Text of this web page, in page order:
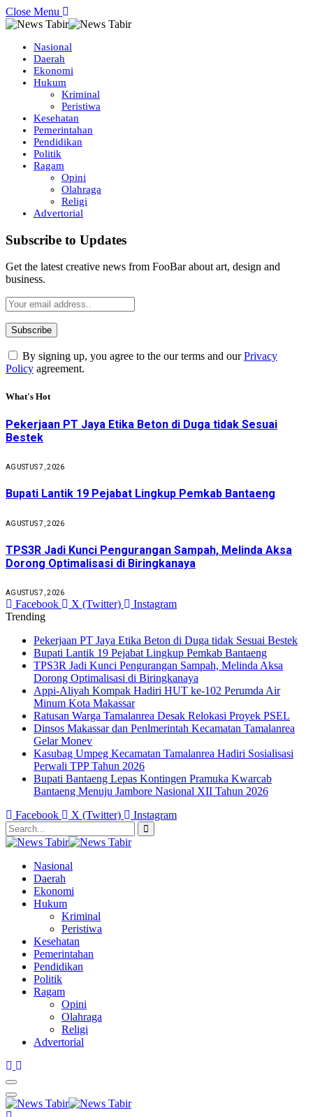
Close Menu
Nasional
Daerah
Ekonomi
Hukum
Kriminal
Peristiwa
Kesehatan
Pemerintahan
Pendidikan
Politik
Ragam
Opini
Olahraga
Religi
Advertorial
Subscribe to Updates
Get the latest creative news from FooBar about art, design and
business.
By signing up, you agree to the our terms and ourPrivacy
Policy agreement.
What's Hot
Pekerjaan PT Jaya Etika Beton di Duga tidak Sesuai
Bestek
AGUSTUS 7, 2026
Bupati Lantik 19 Pejabat Lingkup Pemkab Bantaeng
AGUSTUS 7, 2026
TPS3R Jadi Kunci Pengurangan Sampah, Melinda Aksa
Dorong Optimalisasi di Biringkanaya
AGUSTUS 7, 2026
Facebook X (Twitter)
Instagram
Trending
Pekerjaan PT Jaya Etika Beton di Duga tidak Sesuai Bestek
Bupati Lantik 19 Pejabat Lingkup Pemkab Bantaeng
TPS3R Jadi Kunci Pengurangan Sampah, Melinda Aksa
Dorong Optimalisasi di Biringkanaya
Appi-Aliyah Kompak Hadiri HUT ke-102 Perumda Air
Minum Kota Makassar
Ratusan Warga Tamalanrea Desak Relokasi Proyek PSEL
Dinsos Makassar dan Penlmerintah Kecamatan Tamalanrea
Gelar Monev
Kasubag Umpeg Kecamatan Tamalanrea Hadiri Sosialisasi
Perwali TPP Tahun 2026
Bupati Bantaeng Lepas Kontingen Pramuka Kwarcab
Bantaeng Menuju Jambore Nasional XII Tahun 2026
Facebook
X (Twitter) Instagram
Nasional
Daerah
Ekonomi
Hukum
Kriminal
Peristiwa
Kesehatan
Pemerintahan
Pendidikan
Politik
Ragam
Opini
Olahraga
Religi
Advertorial